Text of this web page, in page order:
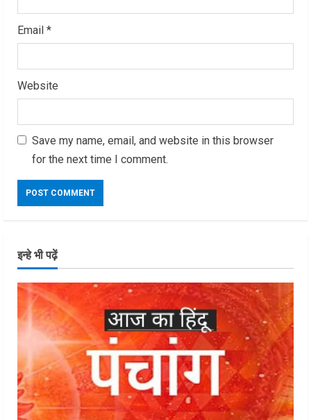
Email *
Website
Save my name, email, and website in this browser
for the next time I comment.
इन्हे भी पढ़ें